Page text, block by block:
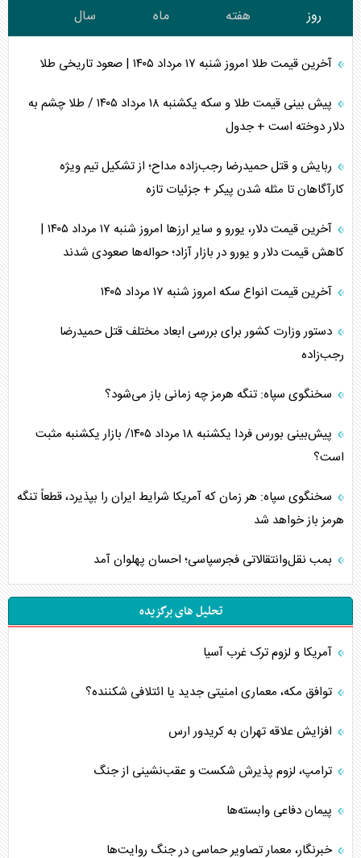
روز هفته ماه سال
آخرین قیمت طلا امروز شنبه ۱۷ مرداد ۱۴۰۵ | صعود تاریخی طلا
پیش بینی قیمت طلا و سکه یکشنبه ۱۸ مرداد ۱۴۰۵ / طلا چشم به
دلار دوخته است + جدول
ربایش و قتل حمیدرضا رجب‌زاده مداح؛ از تشکیل تیم ویژه
کارآگاهان تا مثله شدن پیکر + جزئیات تازه
آخرین قیمت دلار، یورو و سایر ارز‌ها امروز شنبه ۱۷ مرداد ۱۴۰۵ |
کاهش قیمت دلار و یورو در بازار آزاد؛ حواله‌ها صعودی شدند
آخرین قیمت انواع سکه امروز شنبه ۱۷ مرداد ۱۴۰۵
دستور وزارت کشور برای بررسی ابعاد مختلف قتل حمیدرضا
رجب‌زاده
سخنگوی سپاه: تنگه هرمز چه زمانی باز می‌شود؟
پیش‌بینی بورس فردا یکشنبه ۱۸ مرداد ۱۴۰۵/ بازار یکشنبه مثبت
است؟
سخنگوی سپاه: هر زمان که آمریکا شرایط ایران را بپذیرد، قطعاً تنگه
هرمز باز خواهد شد
بمب نقل‌وانتقالاتی فجرسپاسی؛ احسان پهلوان آمد
تحلیل های برگزیده
آمریکا و لزوم ترک غرب آسیا
توافق مکه، معماری امنیتی جدید یا ائتلافی شکننده؟
افزایش علاقه تهران به کریدور ارس
ترامپ، لزوم پذیرش شکست و عقب‌نشینی از جنگ
پیمان دفاعی‌ وابسته‌ها
خبرنگار، معمار تصاویر حماسی در جنگ روایت‌ها